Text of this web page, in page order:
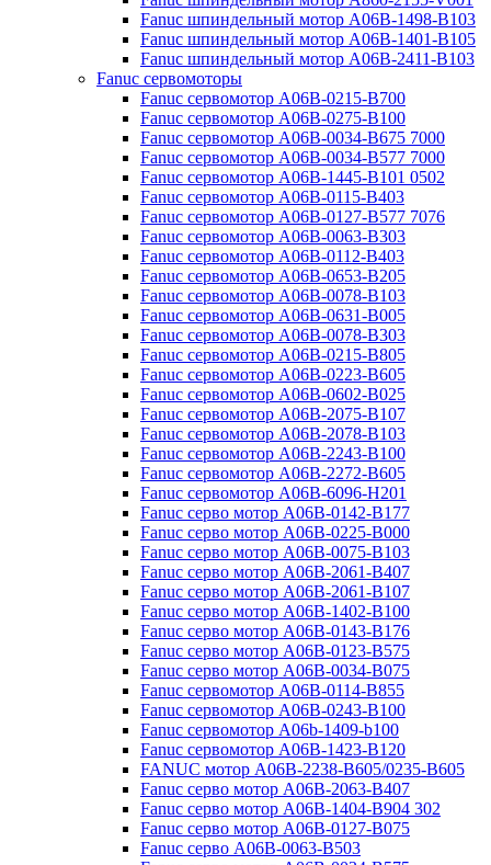
Fanuc шпиндельный мотор A06B-1498-B103
Fanuc шпиндельный мотор A06B-1401-B105
Fanuc шпиндельный мотор A06B-2411-B103
Fanuc сервомоторы
Fanuc сервомотор A06B-0215-B700
Fanuc сервомотор A06B-0275-B100
Fanuc сервомотор A06B-0034-B675 7000
Fanuc сервомотор A06B-0034-B577 7000
Fanuc сервомотор A06B-1445-B101 0502
Fanuc сервомотор A06B-0115-B403
Fanuc сервомотор A06B-0127-B577 7076
Fanuc сервомотор A06B-0063-B303
Fanuc сервомотор A06B-0112-B403
Fanuc сервомотор A06B-0653-B205
Fanuc сервомотор A06B-0078-B103
Fanuc сервомотор A06B-0631-B005
Fanuc сервомотор A06B-0078-B303
Fanuc сервомотор A06B-0215-B805
Fanuc сервомотор A06B-0223-B605
Fanuc сервомотор A06B-0602-B025
Fanuc сервомотор A06B-2075-B107
Fanuc сервомотор A06B-2078-B103
Fanuc сервомотор A06B-2243-B100
Fanuc сервомотор A06B-2272-B605
Fanuc сервомотор A06B-6096-H201
Fanuc серво мотор A06B-0142-B177
Fanuc серво мотор A06B-0225-B000
Fanuc серво мотор A06B-0075-B103
Fanuc серво мотор A06B-2061-B407
Fanuc серво мотор A06B-2061-B107
Fanuc серво мотор A06B-1402-B100
Fanuc серво мотор A06B-0143-B176
Fanuc серво мотор A06B-0123-B575
Fanuc серво мотор A06B-0034-B075
Fanuc сервомотор A06B-0114-B855
Fanuc сервомотор A06B-0243-B100
Fanuc сервомотор A06b-1409-b100
Fanuc сервомотор A06B-1423-B120
FANUC мотор A06B-2238-B605/0235-B605
Fanuc серво мотор A06B-2063-B407
Fanuc серво мотор A06B-1404-B904 302
Fanuc серво мотор A06B-0127-B075
Fanuc серво A06B-0063-B503